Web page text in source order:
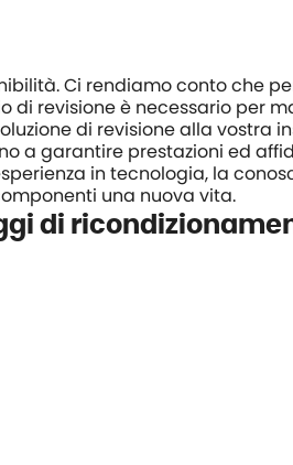
Ci rendiamo conto che
di revisione è necessario per
di revisione alla vostra
a garantire prestazioni ed
in tecnologia, la
una nuova vita.
di